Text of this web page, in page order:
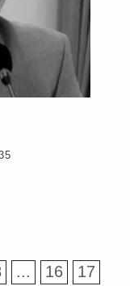
... 16 17